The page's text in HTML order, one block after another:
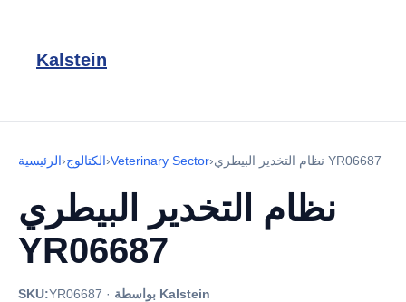
Kalstein
الرئيسية›الكتالوج›Veterinary Sector› نظام التخدير البيطري YR06687
نظام التخدير البيطري
YR06687
SKU:YR06687 · بواسطة Kalstein